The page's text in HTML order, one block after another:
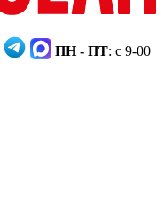
ПН - ПТ: с 9-00